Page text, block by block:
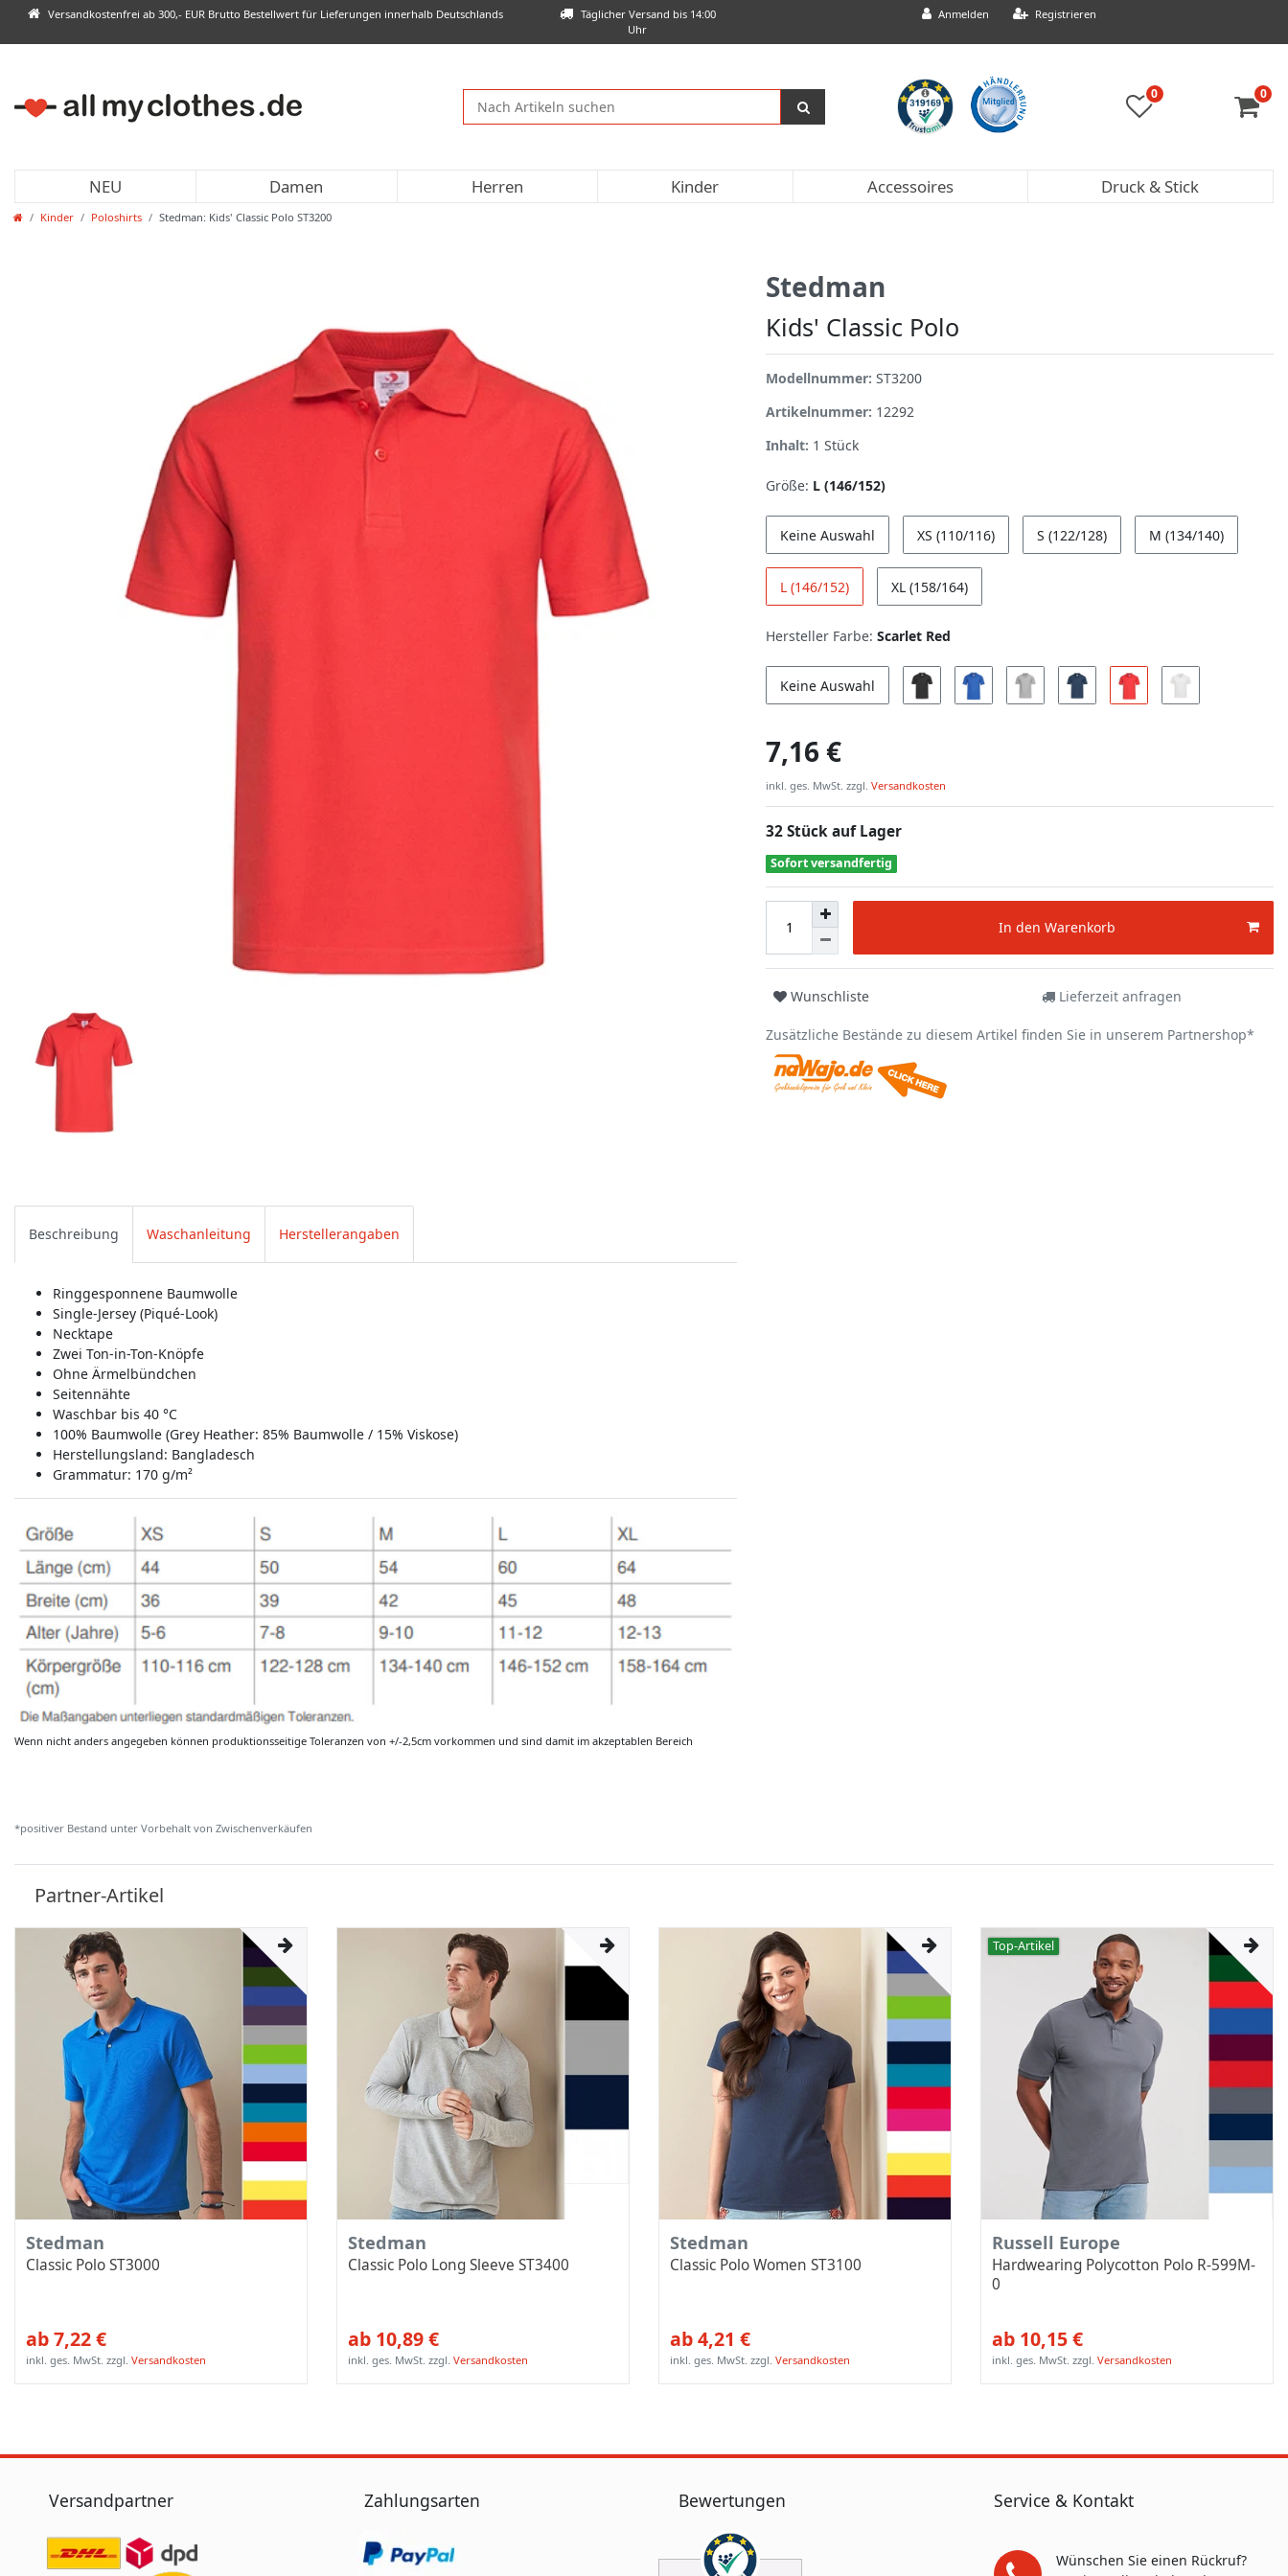
Anmelden Registrieren
Täglicher Versand bis 14:00
Uhr
Versandkostenfrei ab 300,- EUR Brutto Bestellwert für Lieferungen innerhalb Deutschlands
0 0
NEU Damen Herren Kinder Accessoires Druck & Stick
Kinder Poloshirts Stedman: Kids' Classic Polo ST3200
Stedman
Kids' Classic Polo
Modellnummer: ST3200
Artikelnummer: 12292
Inhalt: 1 Stück
Größe: L (146/152)
Keine Auswahl XS (110/116) S (122/128) M (134/140)
L (146/152) XL (158/164)
Hersteller Farbe: Scarlet Red
Keine Auswahl
7,16 €
inkl. ges. MwSt. zzgl. Versandkosten
32 Stück auf Lager
Sofort versandfertig
In den Warenkorb
Wunschliste Lieferzeit anfragen
Zusätzliche Bestände zu diesem Artikel finden Sie in unserem Partnershop*
Beschreibung Waschanleitung Herstellerangaben
Ringgesponnene Baumwolle
Single-Jersey (Piqué-Look)
Necktape
Zwei Ton-in-Ton-Knöpfe
Ohne Ärmelbündchen
Seitennähte
Waschbar bis 40 °C
100% Baumwolle (Grey Heather: 85% Baumwolle / 15% Viskose)
Herstellungsland: Bangladesch
Grammatur: 170 g/m²
Wenn nicht anders angegeben können produktionsseitige Toleranzen von +/-2,5cm vorkommen und sind damit im akzeptablen Bereich
*positiver Bestand unter Vorbehalt von Zwischenverkäufen
Partner-Artikel
Stedman
Classic Polo ST3000
ab 7,22 €
inkl. ges. MwSt. zzgl.Versandkosten
Stedman
Classic Polo Long Sleeve ST3400
ab 10,89 €
inkl. ges. MwSt. zzgl.Versandkosten
Stedman
Classic Polo Women ST3100
ab 4,21 €
inkl. ges. MwSt. zzgl.Versandkosten
Top-Artikel
Russell Europe
Hardwearing Polycotton Polo R-599M-
0
ab 10,15 €
inkl. ges. MwSt. zzgl.Versandkosten
Versandpartner Zahlungsarten Bewertungen Service & Kontakt
Wünschen Sie einen Rückruf?